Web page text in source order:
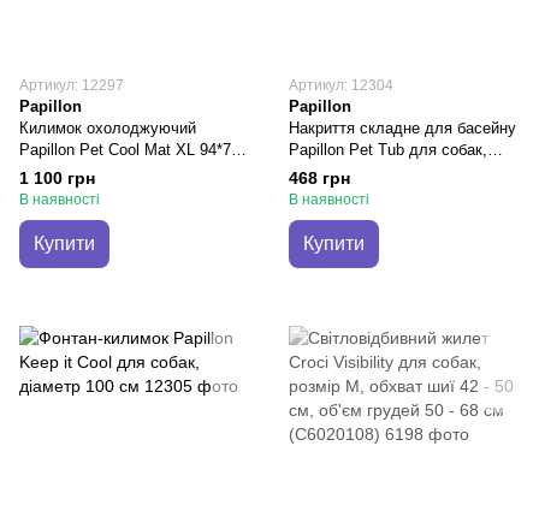
Артикул: 12297
Papillon
Килимок охолоджуючий
Papillon Pet Cool Mat XL 94*79
см для собак і котів
1 100 грн
В наявності
Купити
Артикул: 12304
Papillon
Накриття складне для басейну
Papillon Pet Tub для собак,
розмір S, діаметр 80 см,
висота 20 см
468 грн
В наявності
Купити